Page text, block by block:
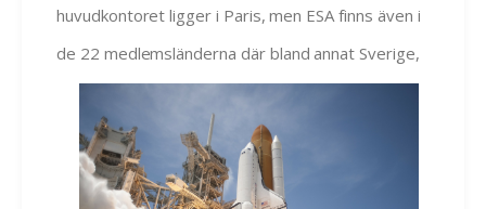
huvudkontoret ligger i Paris, men ESA finns även i
de 22 medlemsländerna där bland annat Sverige,